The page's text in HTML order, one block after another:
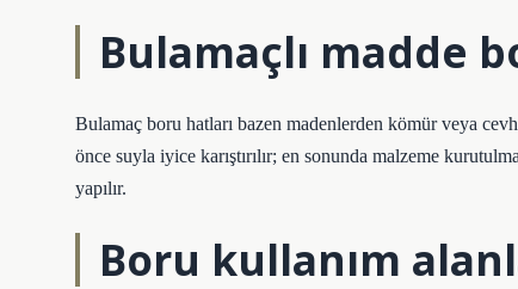
Bulamaçlı madde
Bulamaç boru hatları bazen madenlerden kömür veya
önce suyla iyice karıştırılır; en sonunda malzeme
yapılır.
Boru kullanım